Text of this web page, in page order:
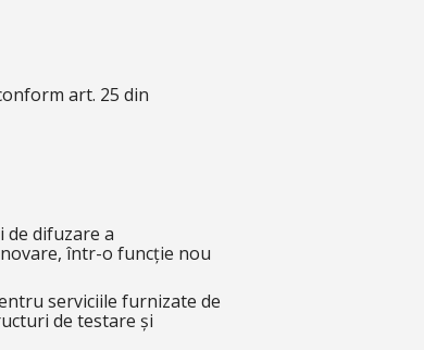
art. 25 din
de difuzare a
într-o funcție nou
serviciile furnizate de
de testare și